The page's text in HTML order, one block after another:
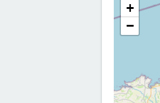
+
−